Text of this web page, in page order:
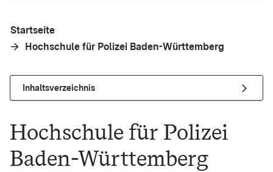
Startseite
Hochschule für Polizei Baden-Württemberg
Inhaltsverzeichnis
Hochschule für Polizei
Baden-Württemberg